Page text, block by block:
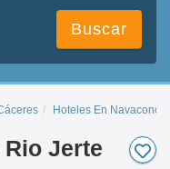
Buscar
Hoteles En
Jerte